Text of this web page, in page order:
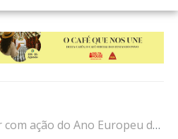
do Ano Europeu da Juventude